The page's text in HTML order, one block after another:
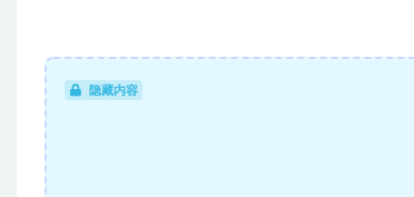
隐藏内容